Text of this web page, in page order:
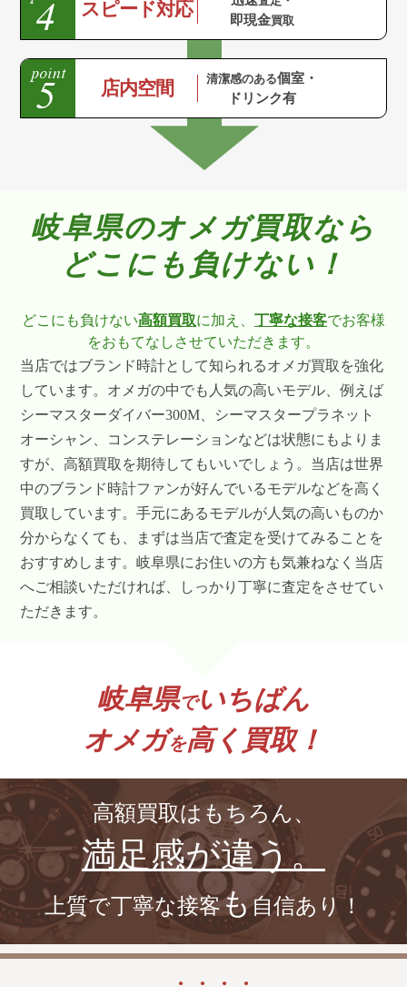
スピード対応 即現金買取
店内空間 清潔感のある個室・
ドリンク有
岐阜県のオメガ買取なら
どこにも負けない！
どこにも負けない高額買取に加え、 丁寧な接客でお客様
をおもてなしさせていただきます。
当店ではブランド時計として知られるオメガ買取を強化
しています。オメガの中でも人気の高いモデル、例えば
シーマスターダイバー300M、シーマスタープラネット
オーシャン、コンステレーションなどは状態にもよりま
すが、高額買取を期待してもいいでしょう。当店は世界
中のブランド時計ファンが好んでいるモデルなどを高く
買取しています。手元にあるモデルが人気の高いものか
分からなくても、まずは当店で査定を受けてみることを
おすすめします。岐阜県にお住いの方も気兼ねなく当店
へご相談いただければ、しっかり丁寧に査定をさせてい
ただきます。
岐阜県でいちばん
オメガを高く買取！
高額買取はもちろん、
満足感が違う。
上質で丁寧な接客も自信あり！